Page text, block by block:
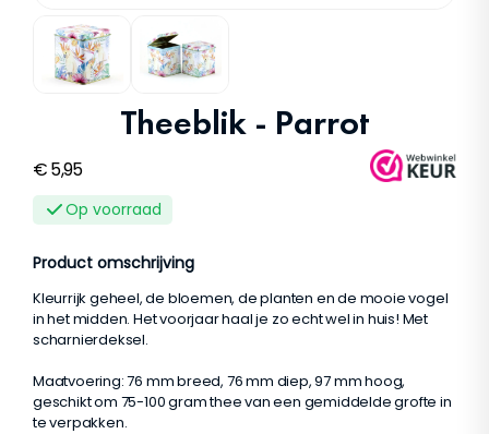
Theeblik - Parrot
€5,95
Op voorraad
Product omschrijving
Kleurrijk geheel, de bloemen, de planten en de mooie vogel
in het midden. Het voorjaar haal je zo echt wel in huis! Met
scharnierdeksel.
Maatvoering: 76 mm breed, 76 mm diep, 97 mm hoog,
geschikt om 75-100 gram thee van een gemiddelde grofte in
te verpakken.